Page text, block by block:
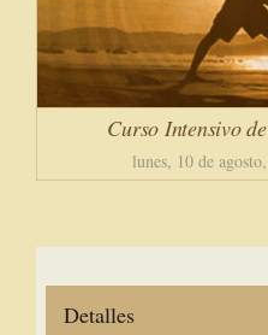
Curso Intensivo
lunes, 10 de
Detalles